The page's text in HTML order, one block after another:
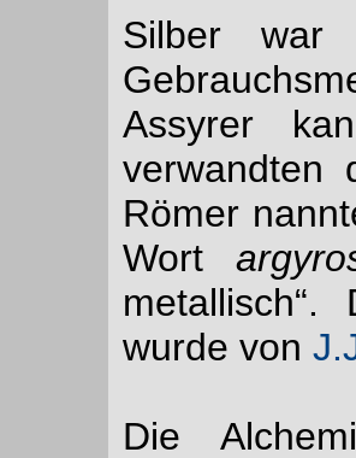
Silber
Assyrer
verwandten
Römer
Wort
wurde von
Die